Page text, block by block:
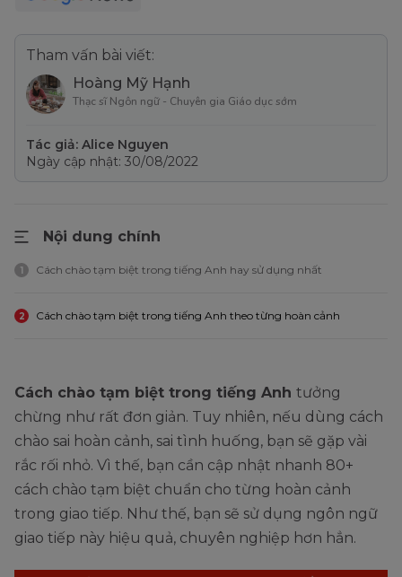
Tham vấn bài viết:
Hoàng Mỹ Hạnh
Thạc sĩ Ngôn ngữ - Chuyên gia Giáo dục sớm
Tác giả: Alice Nguyen
Ngày cập nhật: 30/08/2022
Nội dung chính
1 Cách chào tạm biệt trong tiếng Anh hay sử dụng nhất
2 Cách chào tạm biệt trong tiếng Anh theo từng hoàn cảnh
Cách chào tạm biệt trong tiếng Anh tưởng
chừng như rất đơn giản. Tuy nhiên, nếu dùng cách
chào sai hoàn cảnh, sai tình huống, bạn sẽ gặp vài
rắc rối nhỏ. Vì thế, bạn cần cập nhật nhanh 80+
cách chào tạm biệt chuẩn cho từng hoàn cảnh
trong giao tiếp. Như thế, bạn sẽ sử dụng ngôn ngữ
giao tiếp này hiệu quả, chuyên nghiệp hơn hẳn.